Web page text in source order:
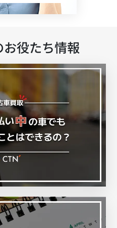
役たち情報